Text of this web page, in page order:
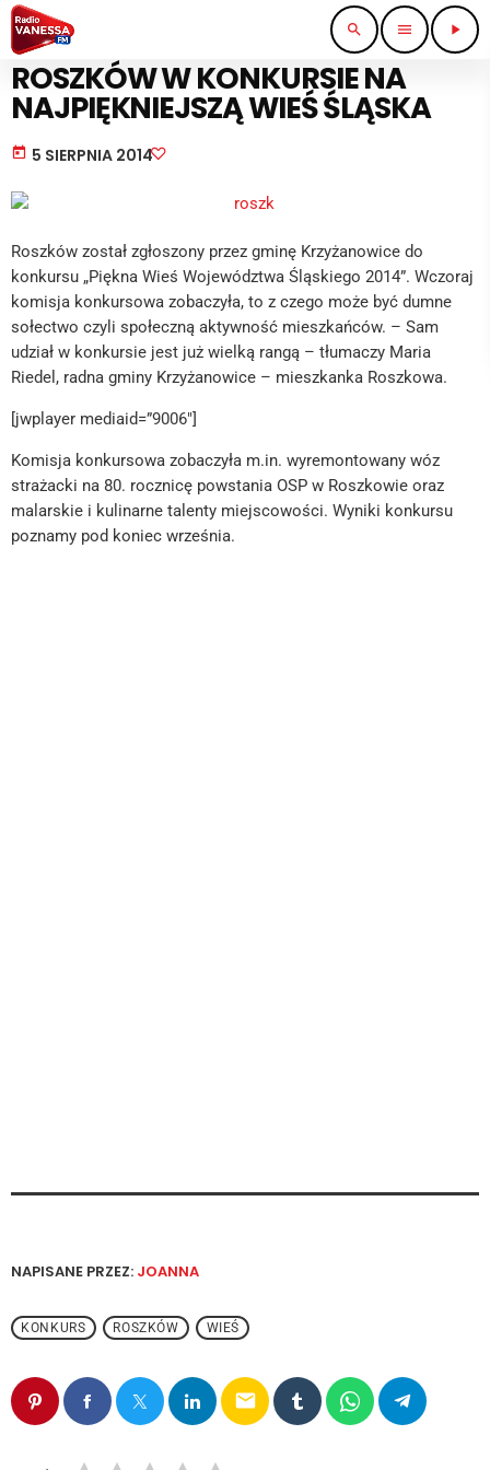
search menu play_arrow
KULTURA I ROZRYWKA
ROSZKÓW W KONKURSIE NA
NAJPIĘKNIEJSZĄ WIEŚ ŚLĄSKA
today 5 SIERPNIA 2014
Roszków został zgłoszony przez gminę Krzyżanowice do
konkursu „Piękna Wieś Województwa Śląskiego 2014”. Wczoraj
komisja konkursowa zobaczyła, to z czego może być dumne
sołectwo czyli społeczną aktywność mieszkańców. – Sam
udział w konkursie jest już wielką rangą – tłumaczy Maria
Riedel, radna gminy Krzyżanowice – mieszkanka Roszkowa.
[jwplayer mediaid=”9006″]
Komisja konkursowa zobaczyła m.in. wyremontowany wóz
strażacki na 80. rocznicę powstania OSP w Roszkowie oraz
malarskie i kulinarne talenty miejscowości. Wyniki konkursu
poznamy pod koniec września.
NAPISANE PRZEZ: JOANNA
KONKURS ROSZKÓW WIEŚ
email